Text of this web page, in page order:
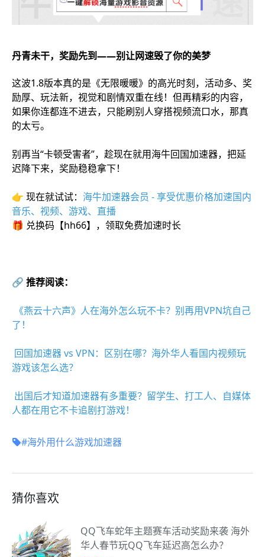
丹青未干，奖励先到——别让网速毁了你的美梦
这波1.8版本真的是《无限暖暖》的高光时刻，活动多、奖
励厚、玩法新，视觉和剧情双重在线！但再精彩的内容，
如果你连都连不进去，只能刷别人穿搭视频流口水，那真
的太亏。
别再当“卡顿受害者”，趁现在就用海牛回国加速器，把延
迟降下来，奖励稳稳拿下！
👉 现在就试试： 海牛加速器会员 - 享受优惠价格加速国内
音乐、视频、游戏、直播
🎁 兑换码【hh66】，领取免费加速时长
🔗 推荐阅读：
《燕云十六声》人在海外怎么玩不卡？别再用VPN坑自己
了！
回国加速器 vs VPN：区别在哪？海外华人看国内视频玩
游戏该怎么选？
出国后才知道加速器有多重要？留学生、打工人、自媒体
人都在用它不卡追剧打游戏！
#海外用什么游戏加速器
猜你喜欢
QQ飞车蛇年主题赛车活动奖励来袭 海外
华人春节玩QQ飞车延迟高怎么办？